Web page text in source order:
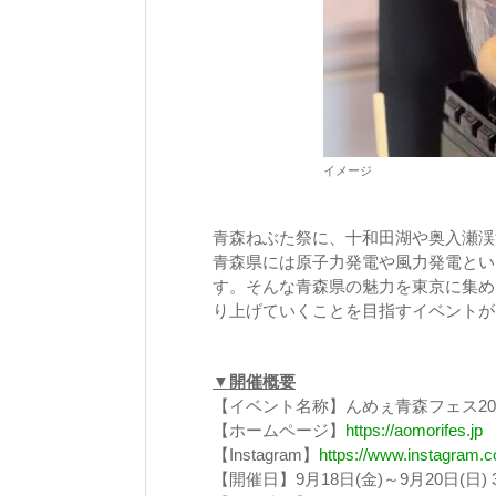
イメージ
青森ねぶた祭に、十和田湖や奥入瀬
青森県には原子力発電や風力発電と
す。そんな青森県の魅力を東京に集
り上げていくことを目指すイベント
▼開催概要
【イベント名称】んめぇ青森フェス
【ホームページ】 https://aomorifes.jp
【Instagram】 https://
【開催日】9月18日(金)～9月20日(日)